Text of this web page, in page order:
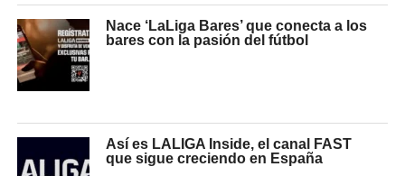
Nace ‘LaLiga Bares’ que conecta a los
bares con la pasión del fútbol
Así es LALIGA Inside, el canal FAST
que sigue creciendo en España